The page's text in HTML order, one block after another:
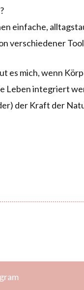
einfache,
verschiedener
es mich, wenn
Leben integriert
der Kraft der